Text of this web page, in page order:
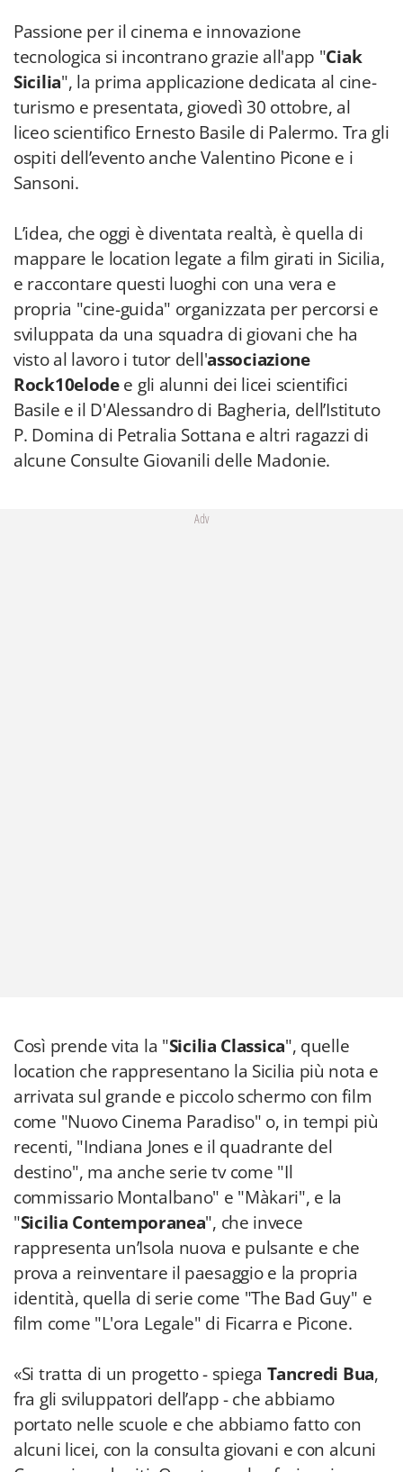
Passione per il cinema e innovazione
tecnologica si incontrano grazie all'app "Ciak
Sicilia", la prima applicazione dedicata al cine-
turismo e presentata, giovedì 30 ottobre, al
liceo scientifico Ernesto Basile di Palermo. Tra gli
ospiti dell’evento anche Valentino Picone e i
Sansoni.
L’idea, che oggi è diventata realtà, è quella di
mappare le location legate a film girati in Sicilia,
e raccontare questi luoghi con una vera e
propria "cine-guida" organizzata per percorsi e
sviluppata da una squadra di giovani che ha
visto al lavoro i tutor dell'associazione
Rock10elodee gli alunni dei licei scientifici
Basile e il D'Alessandro di Bagheria, dell’Istituto
P. Domina di Petralia Sottana e altri ragazzi di
alcune Consulte Giovanili delle Madonie.
Adv
Così prende vita la "Sicilia Classica", quelle
location che rappresentano la Sicilia più nota e
arrivata sul grande e piccolo schermo con film
come "Nuovo Cinema Paradiso" o, in tempi più
recenti, "Indiana Jones e il quadrante del
destino", ma anche serie tv come "Il
commissario Montalbano" e "Màkari", e la
"Sicilia Contemporanea", che invece
rappresenta un’Isola nuova e pulsante e che
prova a reinventare il paesaggio e la propria
identità, quella di serie come "The Bad Guy" e
film come "L'ora Legale" di Ficarra e Picone.
«Si tratta di un progetto - spiega Tancredi Bua,
fra gli sviluppatori dell’app - che abbiamo
portato nelle scuole e che abbiamo fatto con
alcuni licei, con la consulta giovani e con alcuni